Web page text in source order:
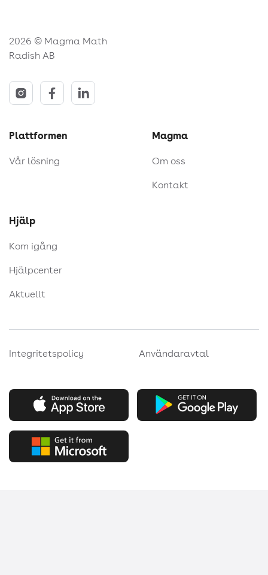
2026 © Magma Math
Radish AB
Plattformen
Vår lösning
Magma
Om oss
Kontakt
Hjälp
Kom igång
Hjälpcenter
Aktuellt
Integritetspolicy Användaravtal